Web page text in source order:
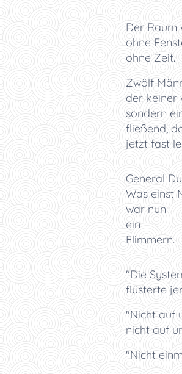
Der Raum
ohne
ohne Zeit.
Zwölf
der keiner
sondern
fließend,
jetzt fast
General
Was einst
war nun
ein
Flimmern.
"Die
flüsterte
"Nicht auf
nicht auf
"Nicht